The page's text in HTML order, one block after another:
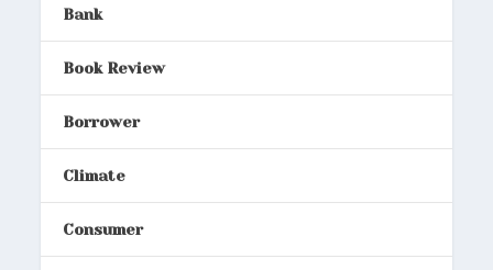
Bank
Book Review
Borrower
Climate
Consumer